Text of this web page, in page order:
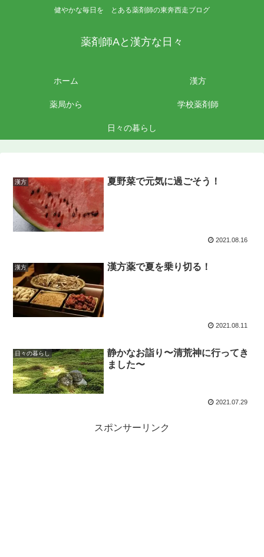
健やかな毎日を とある薬剤師の東奔西走ブログ
薬剤師Aと漢方な日々
ホーム 漢方
薬局から 学校薬剤師
日々の暮らし
漢方 夏野菜で元気に過ごそう！
2021.08.16
漢方 漢方薬で夏を乗り切る！
2021.08.11
日々の暮らし
静かなお詣り〜清荒神に行ってき
ました〜
2021.07.29
スポンサーリンク